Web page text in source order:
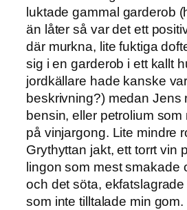
luktade gammal garderob
än låter så var det ett
där murkna, lite fuktiga
sig i en garderob i ett kallt
jordkällare hade kanske
beskrivning?) medan Jens
bensin, eller petrolium
på vinjargong. Lite mindre
Grythyttan jakt, ett torrt vin
lingon som mest smakade
och det söta,
som inte tilltalade min gom.